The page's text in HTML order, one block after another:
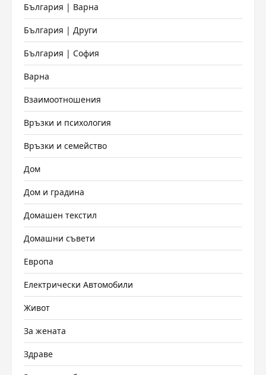
България | Варна
България | Други
България | София
Варна
Взаимоотношения
Връзки и психология
Връзки и семейство
Дом
Дом и градина
Домашен текстил
Домашни съвети
Европа
Електрически Автомобили
Живот
За жената
Здраве